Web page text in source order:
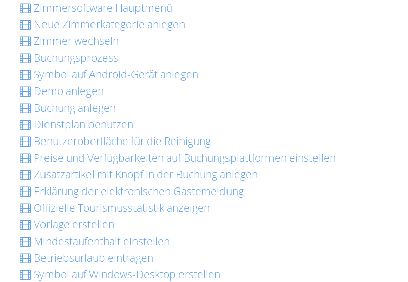
Zimmersoftware Hauptmenü
Neue Zimmerkategorie anlegen
Zimmer wechseln
Buchungsprozess
Symbol auf Android-Gerät anlegen
Demo anlegen
Buchung anlegen
Dienstplan benutzen
Benutzeroberfläche für die Reinigung
Preise und Verfügbarkeiten auf Buchungsplattformen einstellen
Zusatzartikel mit Knopf in der Buchung anlegen
Erklärung der elektronischen Gästemeldung
Offizielle Tourismusstatistik anzeigen
Vorlage erstellen
Mindestaufenthalt einstellen
Betriebsurlaub eintragen
Symbol auf Windows-Desktop erstellen